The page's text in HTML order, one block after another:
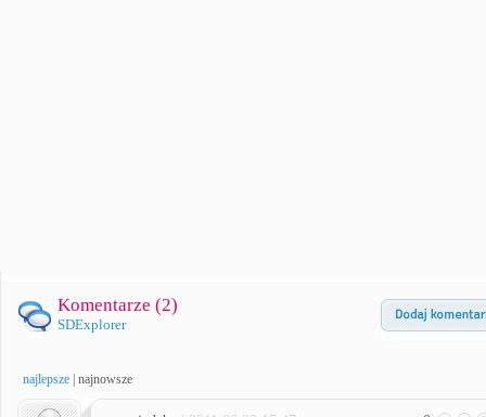
Komentarze (2)
SDExplorer
najlepsze najnowsze